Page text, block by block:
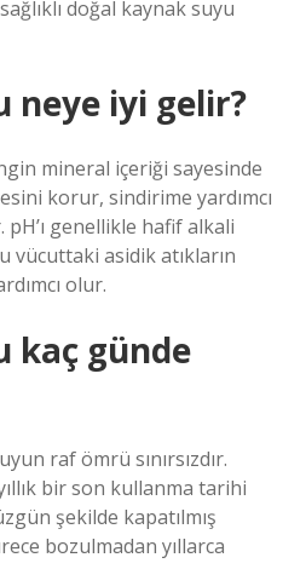
doğal kaynak suyu
neye iyi gelir?
mineral içeriği sayesinde
korur, sindirime yardımcı
pH’ı genellikle hafif alkali
vücuttaki asidik atıkların
olur.
kaç günde
raf ömrü sınırsızdır.
bir son kullanma tarihi
şekilde kapatılmış
bozulmadan yıllarca